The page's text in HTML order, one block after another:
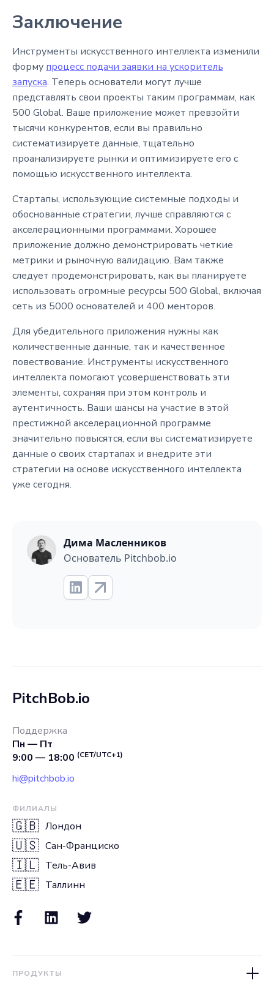
Заключение
Инструменты искусственного интеллекта изменили
форму процесс подачи заявки на ускоритель
запуска. Теперь основатели могут лучше
представлять свои проекты таким программам, как
500 Global. Ваше приложение может превзойти
тысячи конкурентов, если вы правильно
систематизируете данные, тщательно
проанализируете рынки и оптимизируете его с
помощью искусственного интеллекта.
Стартапы, использующие системные подходы и
обоснованные стратегии, лучше справляются с
акселерационными программами. Хорошее
приложение должно демонстрировать четкие
метрики и рыночную валидацию. Вам также
следует продемонстрировать, как вы планируете
использовать огромные ресурсы 500 Global, включая
сеть из 5000 основателей и 400 менторов.
Для убедительного приложения нужны как
количественные данные, так и качественное
повествование. Инструменты искусственного
интеллекта помогают усовершенствовать эти
элементы, сохраняя при этом контроль и
аутентичность. Ваши шансы на участие в этой
престижной акселерационной программе
значительно повысятся, если вы систематизируете
данные о своих стартапах и внедрите эти
стратегии на основе искусственного интеллекта
уже сегодня.
Дима Масленников
Основатель Pitchbob.io
PitchBob.io
Поддержка
Пн — Пт
9:00 — 18:00 (CET/UTC+1)
hi@pitchbob.io
ФИЛИАЛЫ
🇬🇧 Лондон
🇺🇸 Сан-Франциско
🇮🇱 Тель-Авив
🇪🇪 Таллинн
ПРОДУКТЫ